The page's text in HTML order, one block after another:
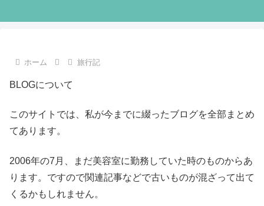
ホーム 旅行記
BLOGについて
このサイトでは、私が今までに綴ったブログを全部まとめ
てあります。
2006年の7月、まだ美容室に勤務していた時のものからあ
ります。ですので関連記事などで古いものが混ざって出て
くるかもしれません。